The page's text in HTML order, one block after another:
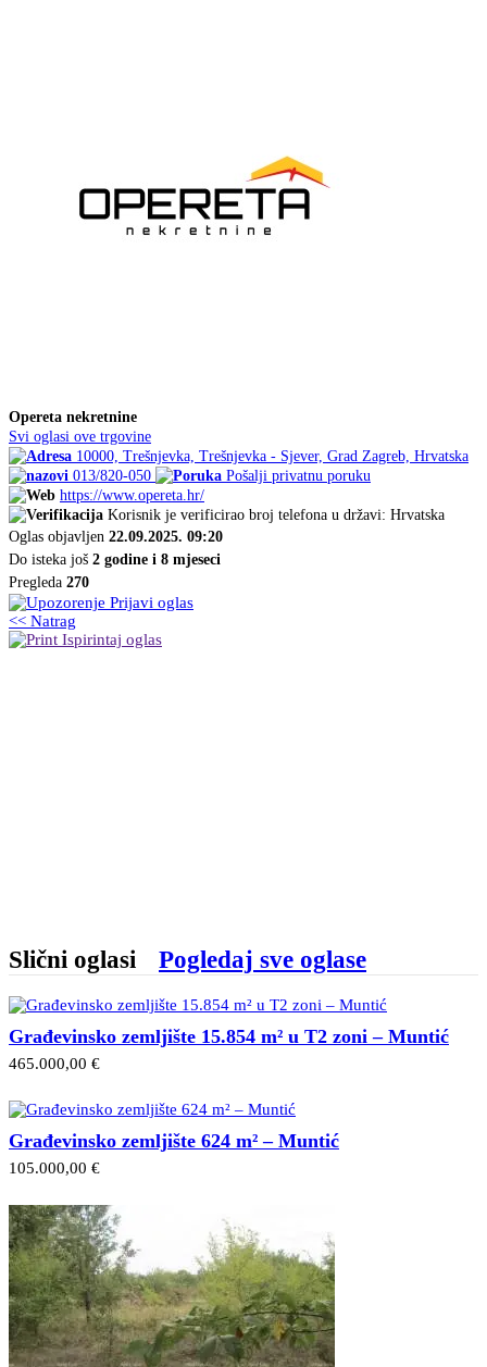
Opereta nekretnine
Svi oglasi ove trgovine
10000, Trešnjevka, Trešnjevka - Sjever, Grad Zagreb, Hrvatska
013/820-050
Pošalji privatnu poruku
https://www.opereta.hr/
Korisnik je verificirao broj telefona u državi: Hrvatska
Oglas objavljen 22.09.2025. 09:20
Do isteka još 2 godine i 8 mjeseci
Pregleda 270
Prijavi oglas
<< Natrag
Ispirintaj oglas
Slični oglasi Pogledaj sve oglase
Građevinsko zemljište 15.854 m² u T2 zoni – Muntić
465.000,00 €
Građevinsko zemljište 624 m² – Muntić
105.000,00 €